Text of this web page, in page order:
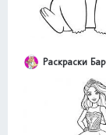
Раскраски